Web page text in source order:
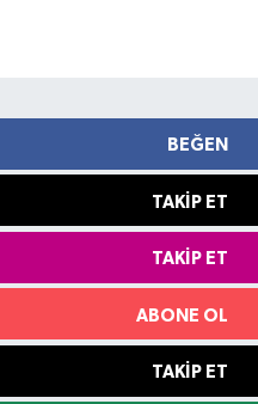
BEĞEN
TAKIP ET
TAKIP ET
ABONE OL
TAKIP ET